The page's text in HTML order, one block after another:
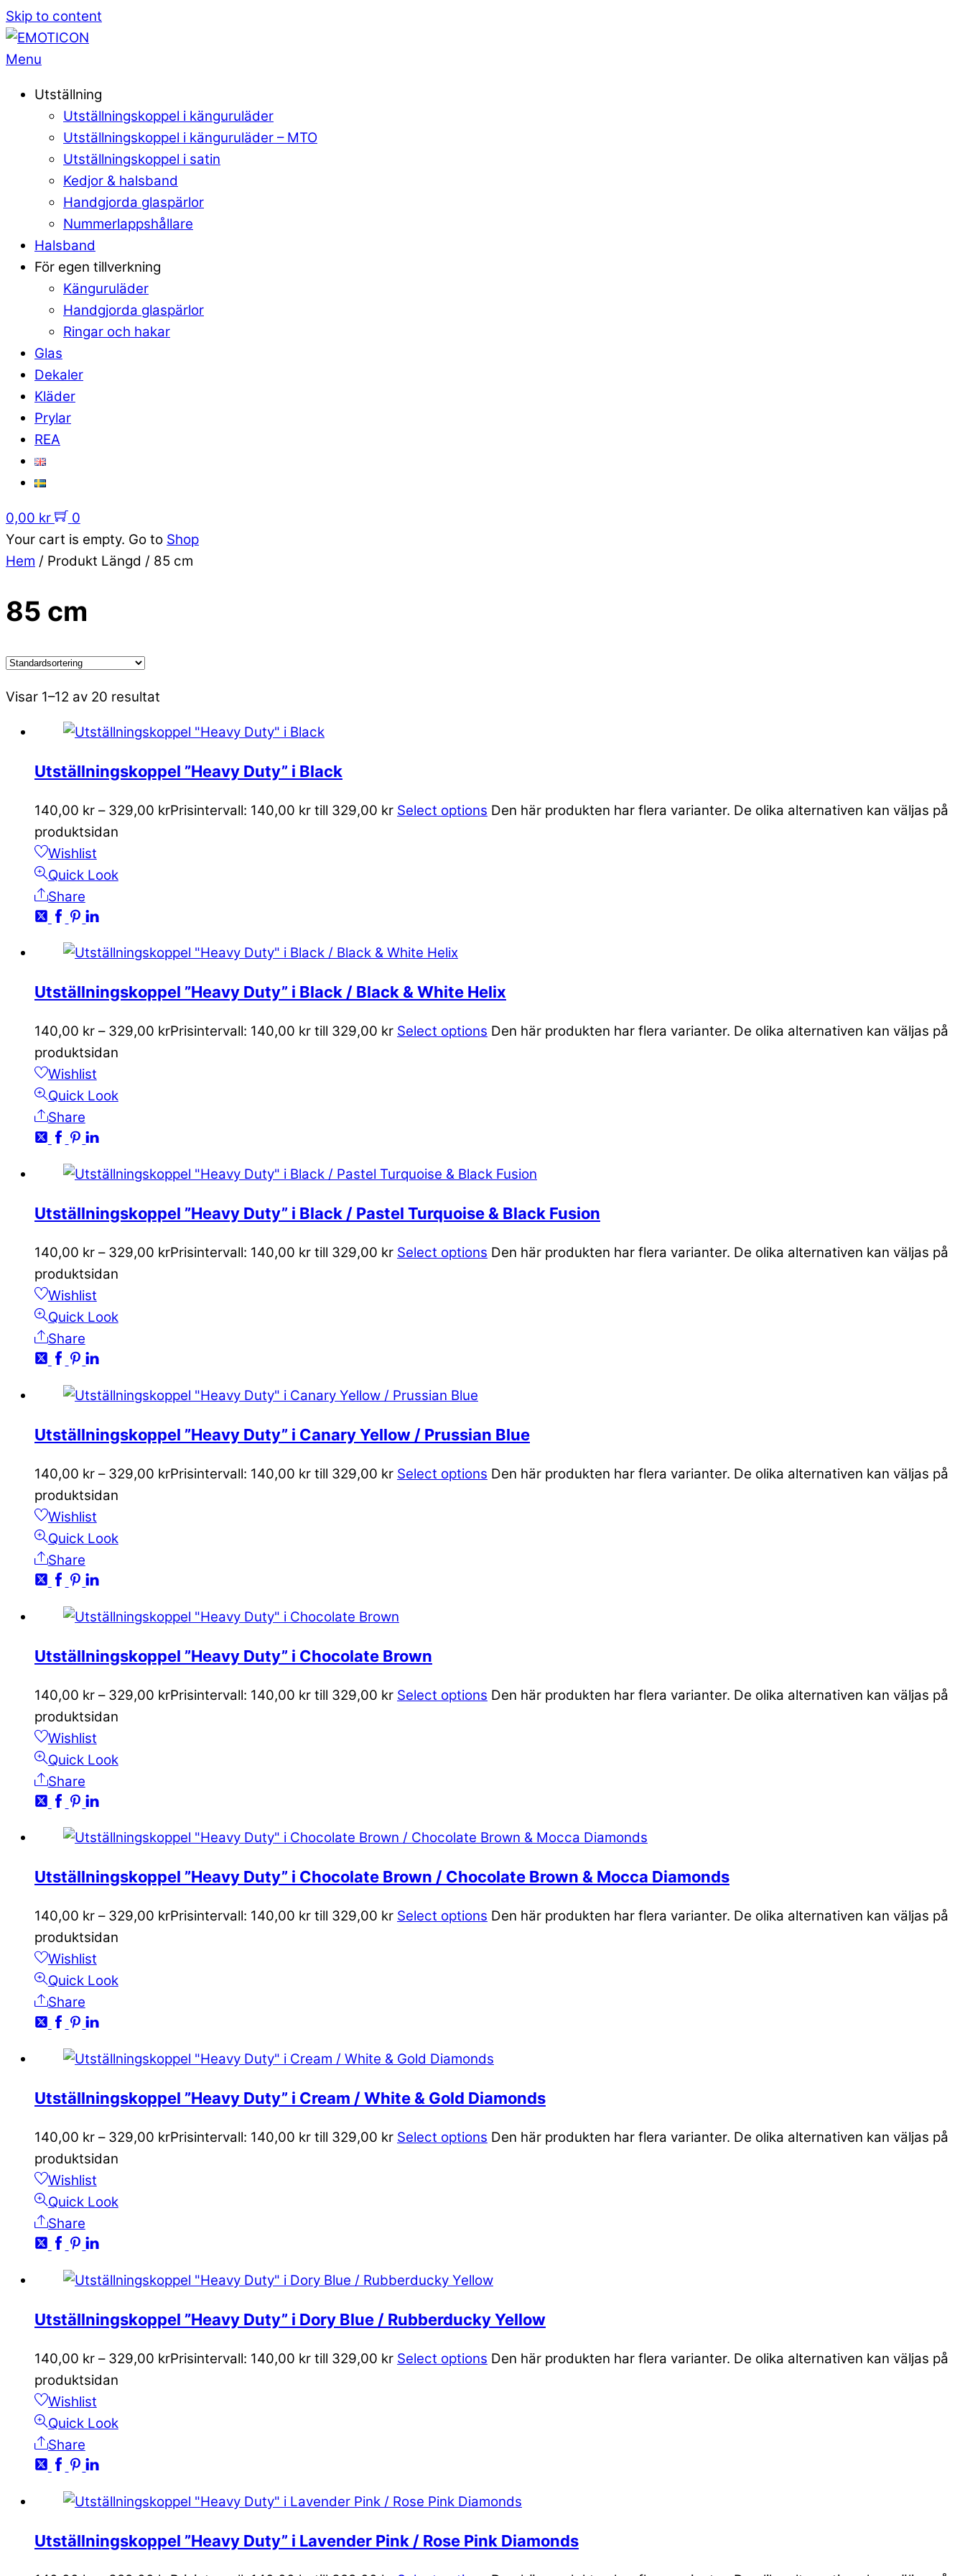
Skip to content
Menu
Utställning
Utställningskoppel i känguruläder
Utställningskoppel i känguruläder – MTO
Utställningskoppel i satin
Kedjor & halsband
Handgjorda glaspärlor
Nummerlappshållare
Halsband
För egen tillverkning
Känguruläder
Handgjorda glaspärlor
Ringar och hakar
Glas
Dekaler
Kläder
Prylar
REA
0,00 kr
0
Your cart is empty. Go to Shop
Hem / Produkt Längd / 85 cm
85 cm
Visar 1–12 av 20 resultat
Utställningskoppel ”Heavy Duty” i Black
140,00 kr – 329,00 krPrisintervall: 140,00 kr till 329,00 kr Select options Den här produkten har flera varianter. De olika alternativen kan väljas på
produktsidan
Wishlist
Quick Look
Share
Utställningskoppel ”Heavy Duty” i Black / Black & White Helix
140,00 kr – 329,00 krPrisintervall: 140,00 kr till 329,00 kr Select options Den här produkten har flera varianter. De olika alternativen kan väljas på
produktsidan
Wishlist
Quick Look
Share
Utställningskoppel ”Heavy Duty” i Black / Pastel Turquoise & Black Fusion
140,00 kr – 329,00 krPrisintervall: 140,00 kr till 329,00 kr Select options Den här produkten har flera varianter. De olika alternativen kan väljas på
produktsidan
Wishlist
Quick Look
Share
Utställningskoppel ”Heavy Duty” i Canary Yellow / Prussian Blue
140,00 kr – 329,00 krPrisintervall: 140,00 kr till 329,00 kr Select options Den här produkten har flera varianter. De olika alternativen kan väljas på
produktsidan
Wishlist
Quick Look
Share
Utställningskoppel ”Heavy Duty” i Chocolate Brown
140,00 kr – 329,00 krPrisintervall: 140,00 kr till 329,00 kr Select options Den här produkten har flera varianter. De olika alternativen kan väljas på
produktsidan
Wishlist
Quick Look
Share
Utställningskoppel ”Heavy Duty” i Chocolate Brown / Chocolate Brown & Mocca Diamonds
140,00 kr – 329,00 krPrisintervall: 140,00 kr till 329,00 kr Select options Den här produkten har flera varianter. De olika alternativen kan väljas på
produktsidan
Wishlist
Quick Look
Share
Utställningskoppel ”Heavy Duty” i Cream / White & Gold Diamonds
140,00 kr – 329,00 krPrisintervall: 140,00 kr till 329,00 kr Select options Den här produkten har flera varianter. De olika alternativen kan väljas på
produktsidan
Wishlist
Quick Look
Share
Utställningskoppel ”Heavy Duty” i Dory Blue / Rubberducky Yellow
140,00 kr – 329,00 krPrisintervall: 140,00 kr till 329,00 kr Select options Den här produkten har flera varianter. De olika alternativen kan väljas på
produktsidan
Wishlist
Quick Look
Share
Utställningskoppel ”Heavy Duty” i Lavender Pink / Rose Pink Diamonds